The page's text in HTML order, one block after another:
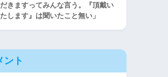
だきますってみんな言う。『頂戴い
たします』は聞いたこと無い」
ント